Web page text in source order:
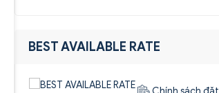
BEST AVAILABLE RATE